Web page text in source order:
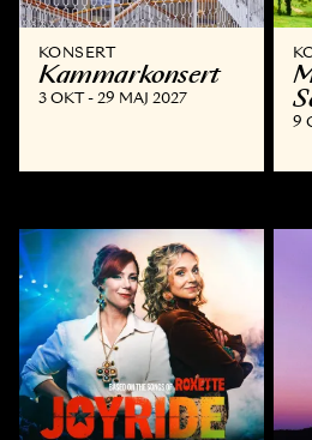
KONSERT
Kammar­konsert
3 OKT - 29 MAJ 2027
9